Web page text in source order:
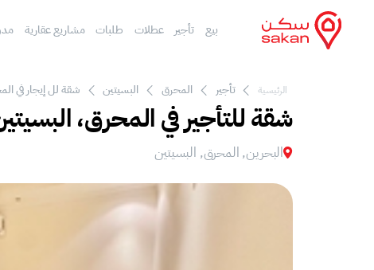
بيع تأجير عطلات طلبات مشاريع عقارية
الرئيسية تأجير المحرق البسيتين شقة لل إيجار في
شقة للتأجير في المحرق،
البحرين, المحرق, البسيتين